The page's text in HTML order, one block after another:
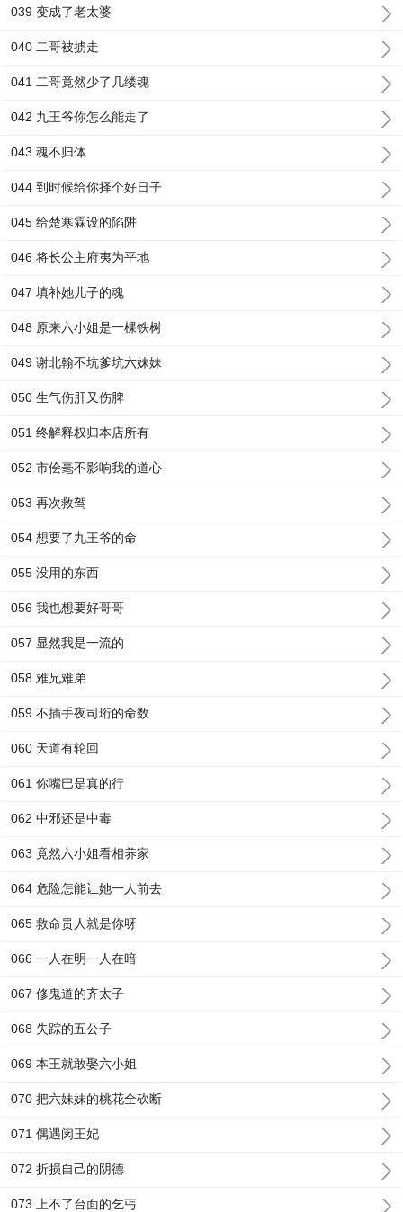
039 变成了老太婆
040 二哥被掳走
041 二哥竟然少了几缕魂
042 九王爷你怎么能走了
043 魂不归体
044 到时候给你择个好日子
045 给楚寒霖设的陷阱
046 将长公主府夷为平地
047 填补她儿子的魂
048 原来六小姐是一棵铁树
049 谢北翰不坑爹坑六妹妹
050 生气伤肝又伤脾
051 终解释权归本店所有
052 市侩毫不影响我的道心
053 再次救驾
054 想要了九王爷的命
055 没用的东西
056 我也想要好哥哥
057 显然我是一流的
058 难兄难弟
059 不插手夜司珩的命数
060 天道有轮回
061 你嘴巴是真的行
062 中邪还是中毒
063 竟然六小姐看相养家
064 危险怎能让她一人前去
065 救命贵人就是你呀
066 一人在明一人在暗
067 修鬼道的齐太子
068 失踪的五公子
069 本王就敢娶六小姐
070 把六妹妹的桃花全砍断
071 偶遇闵王妃
072 折损自己的阴德
073 上不了台面的乞丐